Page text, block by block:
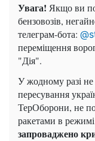
Увага! Якщо ви
бензовозів,
телеграм-бота:
переміщення
"Дія".
У жодному разі
пересування
ТерОборони, не
ракетами в
запроваджено